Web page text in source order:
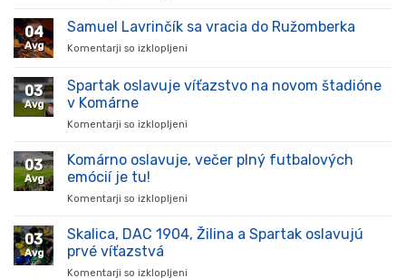
prišiel,
stal
súťaži
04
Avg
Samuel Lavrinčík sa vracia do Ružomberka
Komentarji so izklopljeni
Lavrinčík
sa
03
Avg
Spartak oslavuje víťazstvo na novom štadióne
v Komárne
Komentarji so izklopljeni
oslavuje
v
03
Avg
Komárno oslavuje, večer plný futbalových
emócií je tu!
Komentarji so izklopljeni
oslavuje,
03
Avg
Skalica, DAC 1904, Žilina a Spartak oslavujú
prvé víťazstvá
Komentarji so izklopljeni